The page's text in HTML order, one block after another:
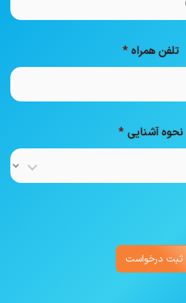
تلفن همراه
نحوه آشنایی
ثبت درخواست